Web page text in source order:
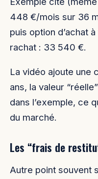
448 €/mois sur 36
puis option d’achat
rachat : 33 540 €.
La vidéo ajoute une
ans, la valeur
dans l’exemple, ce
du marché.
Les “frais de
Autre point souvent